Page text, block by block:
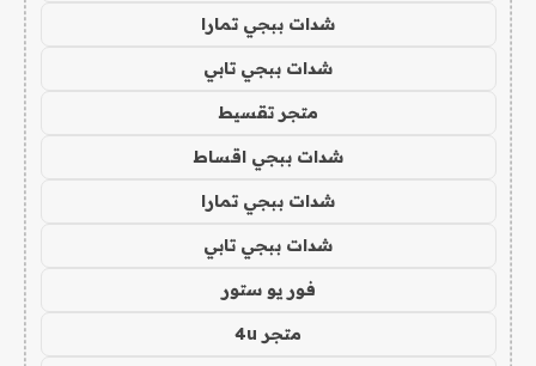
شدات ببجي تمارا
شدات ببجي تابي
متجر تقسيط
شدات ببجي اقساط
شدات ببجي تمارا
شدات ببجي تابي
فور يو ستور
متجر 4u